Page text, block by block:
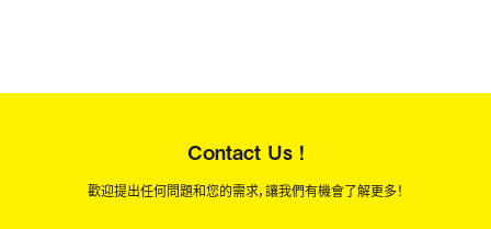
Contact Us !
歡迎提出任何問題和您的需求，讓我們有機會了解更多！